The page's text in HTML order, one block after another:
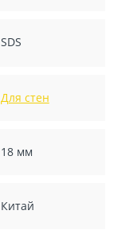
SDS
Для стен
18 мм
Китай